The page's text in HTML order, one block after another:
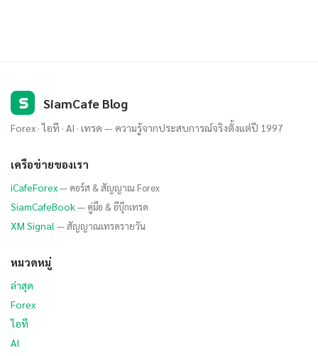
S SiamCafe Blog
Forex · ไอที · AI · เทรด — ความรู้จากประสบการณ์จริงตั้งแต่ปี 1997
เครือข่ายของเรา
iCafeForex— คอร์ส & สัญญาณ Forex
SiamCafeBook— คู่มือ & อีบุ๊กเทรด
XM Signal — สัญญาณเทรดรายวัน
หมวดหมู่
ล่าสุด
Forex
ไอที
AI